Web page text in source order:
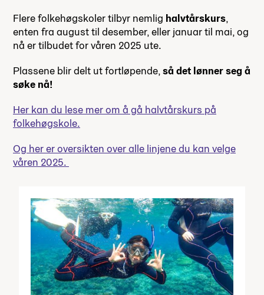
Flere folkehøgskoler tilbyr nemlig halvtårskurs,
enten fra august til desember, eller januar til mai, og
nå er tilbudet for våren 2025 ute.
Plassene blir delt ut fortløpende, så det lønner seg å
søke nå!
Her kan du lese mer om å gå halvtårskurs på
folkehøgskole.
Og her er oversikten over alle linjene du kan velge
våren 2025.